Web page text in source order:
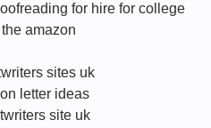
for hire for college
amazon
sites uk
letter ideas
site uk